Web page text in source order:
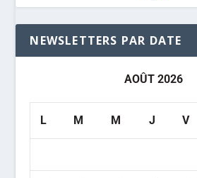
NEWSLETTERS PAR DATE
AOÛT 2026
L M M J V